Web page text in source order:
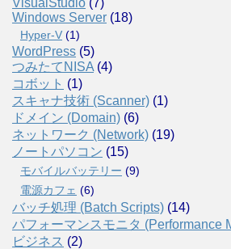
Windows Server (18)
Hyper-V (1)
WordPress (5)
つみたてNISA (4)
コボット (1)
スキャナ技術 (Scanner) (1)
ドメイン (Domain) (6)
ネットワーク (Network) (19)
ノートパソコン (15)
モバイルバッテリー (9)
電源カフェ (6)
バッチ処理 (Batch Scripts) (14)
パフォーマンスモニタ (Performance
ビジネス (2)